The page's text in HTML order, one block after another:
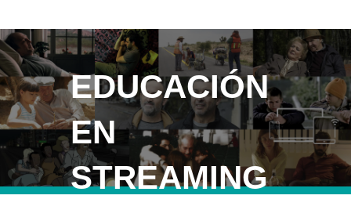
EDUCACIÓN
EN
STREAMING